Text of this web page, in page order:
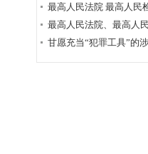
探
最高人民法院 最高人民
收征管刑事案件适用法
最高人民法院、最高人
家安全部、司法部印发
宽制度的指导意见》的
甘愿充当“犯罪工具”
涉税中介福州金汇鑫财